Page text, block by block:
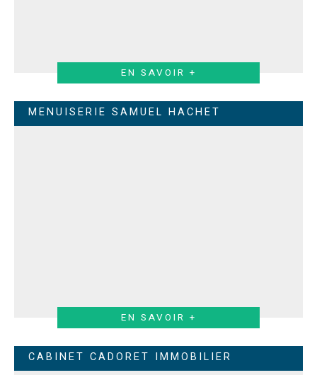
EN SAVOIR +
MENUISERIE SAMUEL HACHET
EN SAVOIR +
CABINET CADORET IMMOBILIER